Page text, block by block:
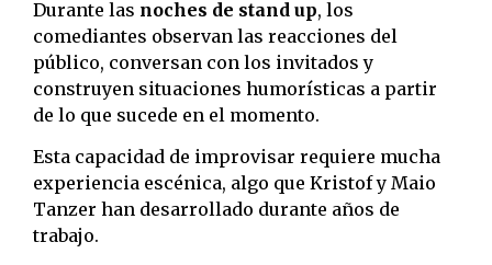
Durante las noches de stand up, los
comediantes observan las reacciones del
público, conversan con los invitados y
construyen situaciones humorísticas a partir
de lo que sucede en el momento.
Esta capacidad de improvisar requiere mucha
experiencia escénica, algo que Kristof y Maio
Tanzer han desarrollado durante años de
trabajo.